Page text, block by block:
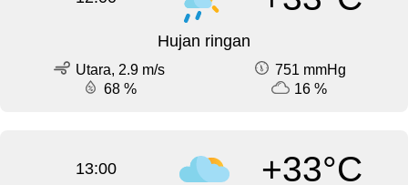
Hujan ringan
Utara, 2.9 m/s
751 mmHg
68 %
16 %
13:00 +33°C